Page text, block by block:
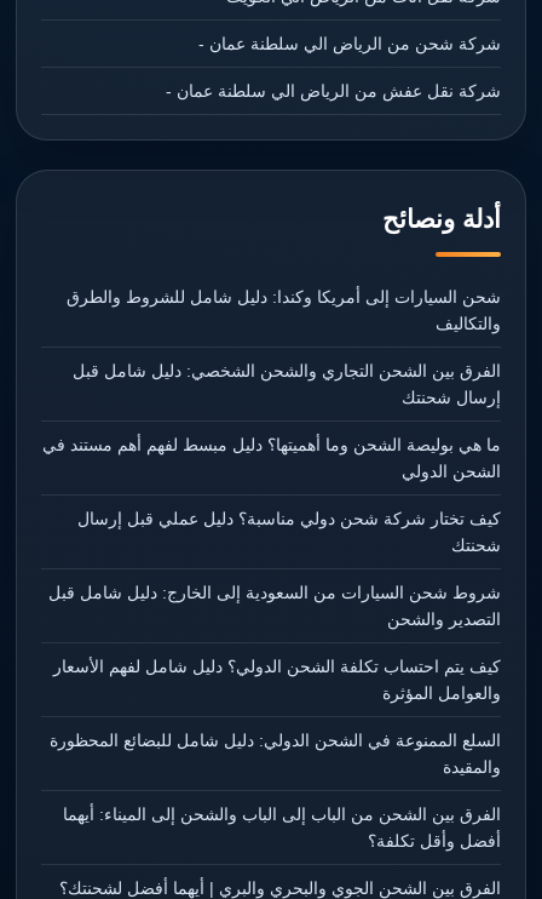
شركة شحن من الرياض الي سلطنة عمان -
شركة نقل عفش من الرياض الي سلطنة عمان -
أدلة ونصائح
شحن السيارات إلى أمريكا وكندا: دليل شامل للشروط والطرق
والتكاليف
الفرق بين الشحن التجاري والشحن الشخصي: دليل شامل قبل
إرسال شحنتك
ما هي بوليصة الشحن وما أهميتها؟ دليل مبسط لفهم أهم مستند في
الشحن الدولي
كيف تختار شركة شحن دولي مناسبة؟ دليل عملي قبل إرسال
شحنتك
شروط شحن السيارات من السعودية إلى الخارج: دليل شامل قبل
التصدير والشحن
كيف يتم احتساب تكلفة الشحن الدولي؟ دليل شامل لفهم الأسعار
والعوامل المؤثرة
السلع الممنوعة في الشحن الدولي: دليل شامل للبضائع المحظورة
والمقيدة
الفرق بين الشحن من الباب إلى الباب والشحن إلى الميناء: أيهما
أفضل وأقل تكلفة؟
الفرق بين الشحن الجوي والبحري والبري | أيهما أفضل لشحنتك؟